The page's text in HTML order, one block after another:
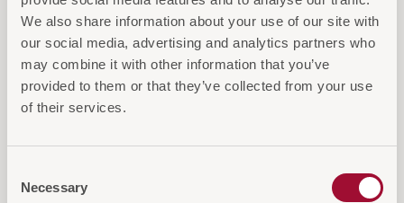
We also share information about your use of our site with
our social media, advertising and analytics partners who
may combine it with other information that you’ve
provided to them or that they’ve collected from your use
of their services.
Selection
Necessary
Leaf Schaukelstuhl
Eleganter Hängesessel für den Außenbereich